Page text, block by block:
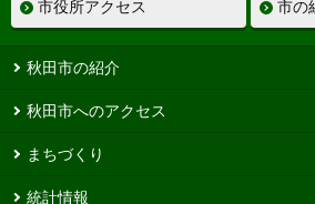
市役所アクセス 市の
秋田市の紹介
秋田市へのアクセス
まちづくり
統計情報